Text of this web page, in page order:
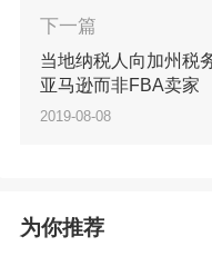
点击咨询 ，即刻在
下一篇
当地纳税人向加州税
亚马逊而非FBA卖家
2019-08-08
为你推荐